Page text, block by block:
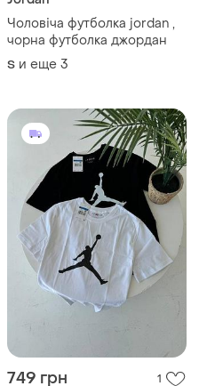
Чоловіча футболка jordan ,
чорна футболка джордан
S и еще 3
749 грн 1